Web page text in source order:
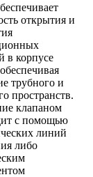
открытия и
в корпусе
трубного и
пространств.
клапаном
с помощью
линий
либо